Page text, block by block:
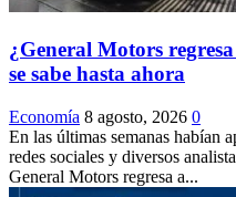
¿General Motors
se sabe hasta ahora
Economía 8 agosto, 2026 0
En las últimas semanas habían
redes sociales y diversos
General Motors regresa a...